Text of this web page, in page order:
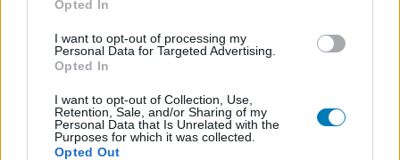
Opted In
I want to opt-out of processing my
Personal Data for Targeted Advertising.
Opted In
I want to opt-out of Collection, Use,
Retention, Sale, and/or Sharing of my
Personal Data that Is Unrelated with the
Purposes for which it was collected.
Opted Out
Xbox azonban nem szeretne közéjük tartozni.
hangulata – Jön a második forduló! (X)
Július végén folytatódik a balatoni strandröplabda-
sorozat.